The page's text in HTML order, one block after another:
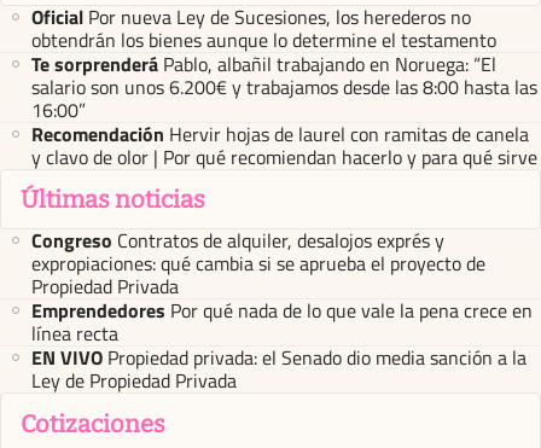
Oficial Por nueva Ley de Sucesiones, los herederos no
obtendrán los bienes aunque lo determine el testamento
Te sorprenderá Pablo, albañil trabajando en Noruega: “El
salario son unos 6.200€ y trabajamos desde las 8:00 hasta las
16:00”
Recomendación Hervir hojas de laurel con ramitas de canela
y clavo de olor | Por qué recomiendan hacerlo y para qué sirve
Últimas noticias
Congreso Contratos de alquiler, desalojos exprés y
expropiaciones: qué cambia si se aprueba el proyecto de
Propiedad Privada
Emprendedores Por qué nada de lo que vale la pena crece en
línea recta
EN VIVO Propiedad privada: el Senado dio media sanción a la
Ley de Propiedad Privada
Cotizaciones